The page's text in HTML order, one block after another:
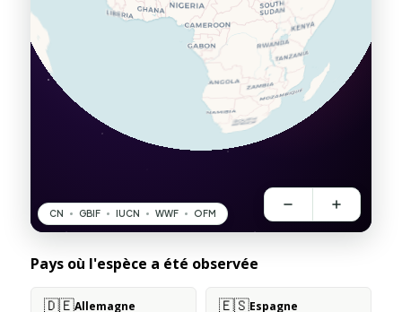
Pays où l'espèce a été observée
🇩🇪Allemagne 🇪🇸Espagne